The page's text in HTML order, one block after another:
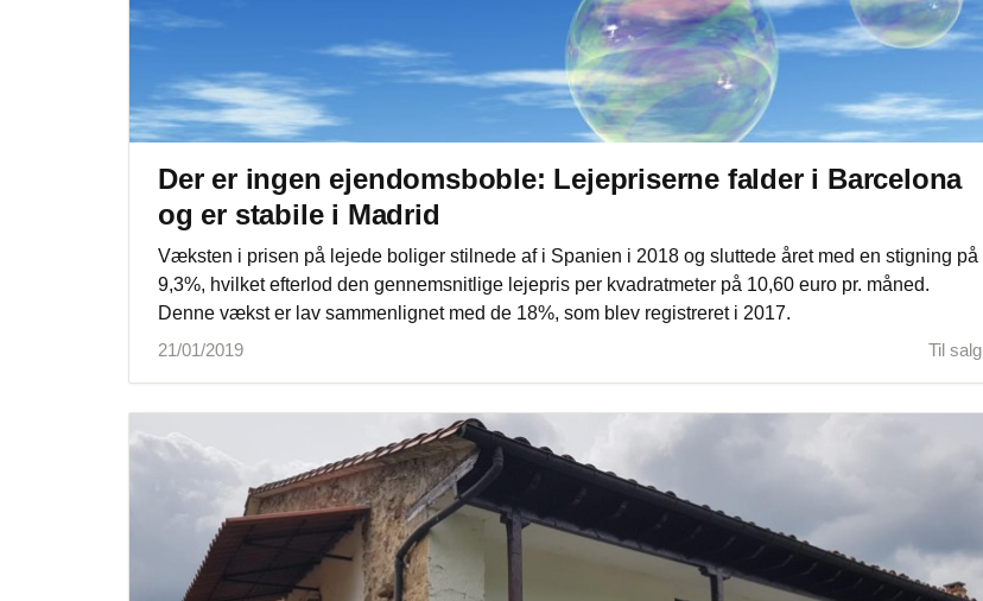
Der er ingen ejendomsboble: Lejepriserne falder i Barcelona
og er stabile i Madrid
Væksten i prisen på lejede boliger stilnede af i Spanien i 2018 og sluttede året med en stigning på
9,3%, hvilket efterlod den gennemsnitlige lejepris per kvadratmeter på 10,60 euro pr. måned.
Denne vækst er lav sammenlignet med de 18%, som blev registreret i 2017.
21/01/2019
Til salg